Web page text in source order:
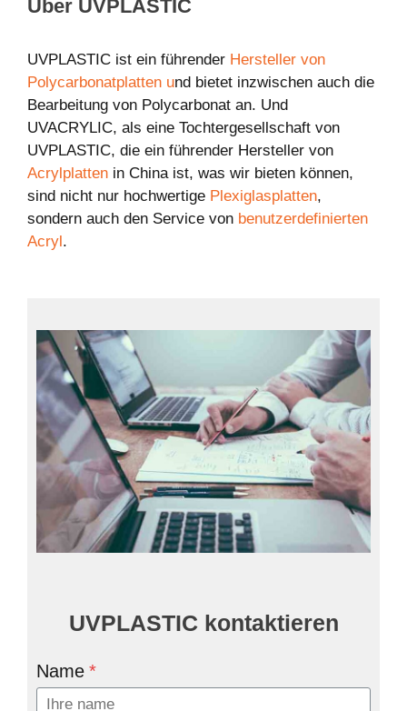
Über UVPLASTIC
UVPLASTIC ist ein führender Hersteller von
Polycarbonatplatten und bietet inzwischen auch die
Bearbeitung von Polycarbonat an. Und
UVACRYLIC, als eine Tochtergesellschaft von
UVPLASTIC, die ein führender Hersteller von
Acrylplatten in China ist, was wir bieten können,
sind nicht nur hochwertige Plexiglasplatten,
sondern auch den Service von benutzerdefinierten
Acryl .
UVPLASTIC kontaktieren
Name *